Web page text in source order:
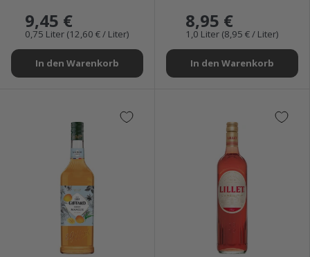
9,45 €
0,75 Liter (12,60 € / Liter)
In den Warenkorb
8,95 €
1,0 Liter (8,95 € / Liter)
In den Warenkorb